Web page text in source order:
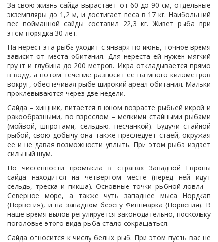
За свою жизнь сайда вырастает от 60 до 90 см, отдельные
экземпляры до 1,2 м, и достигает веса в 17 кг. Наибольший
вес пойманной сайды составил 22,3 кг. Живет рыба при
этом порядка 30 лет.
На нерест эта рыба уходит с января по июнь, точное время
зависит от места обитания. Для нереста ей нужен мягкий
грунт и глубина до 200 метров. Икра откладывается прямо
в воду, а потом течение разносит ее на много километров
вокруг, обеспечивая рыбе широкий ареал обитания. Мальки
проклевываются через две недели.
Сайда – хищник, питается в юном возрасте рыбьей икрой и
ракообразными, во взрослом – мелкими стайными рыбами
(мойвой, шпротами, сельдью, песчанкой). Будучи стайной
рыбой, свою добычу она также преследует стаей, окружая
ее и не давая возможности уплыть. При этом рыба издает
сильный шум.
По численности промысла в странах Западной Европы
сайда находится на четвертом месте (перед ней идут
сельдь, треска и пикша). Основные точки рыбной ловли –
Северное море, а также чуть западнее мыса Нордкап
(Норвегия), и на западном берегу Финнмарка (Норвегия). В
наше время вылов регулируется законодательно, поскольку
поголовье этого вида рыба стало сокращаться.
Сайда относится к числу белых рыб. При этом пусть вас не